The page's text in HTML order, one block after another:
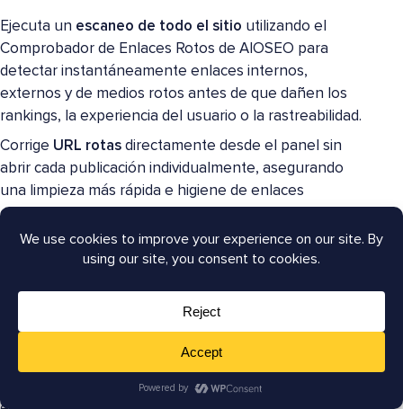
Ejecuta un escaneo de todo el sitio utilizando el
Comprobador de Enlaces Rotos de AIOSEO para
detectar instantáneamente enlaces internos,
externos y de medios rotos antes de que dañen los
rankings, la experiencia del usuario o la rastreabilidad.
Corrige URL rotas directamente desde el panel sin
abrir cada publicación individualmente, asegurando
una limpieza más rápida e higiene de enlaces
consistente en sitios grandes o bibliotecas de
contenido generado por IA.
Elimina o actualiza enlaces salientes obsoletos
apuntan a dominios caducados o páginas eliminadas,
señales EEATy evitando que los
motores de búsqueda degraden tu confiabilidad.
cadenas y bucles de redirección
auditoría de tu sitio web y reemplaza las redirecciones